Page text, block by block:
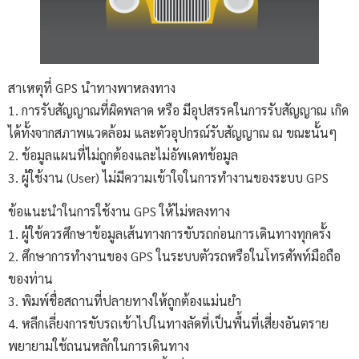
สาเหตุที่ GPS นำทางพาหลงทาง
1. การรับสัญญาณที่ผิดพลาด หรือ มีอุปสรรคในการรับสัญญาณ เกิด
ได้ทั้งจากสภาพแวดล้อม และตัวอุปกรณ์รับสัญญาณ ณ ขณะนั้นๆ
2. ข้อมูลแผนที่ไม่ถูกต้องและไม่อัพเดทข้อมูล
3. ผู้ใช้งาน (User) ไม่มีความเข้าใจในการทำงานของระบบ GPS
ข้อแนะนำในการใช้งาน GPS ให้ไม่หลงทาง
1. ผู้ใช้ควรศึกษาข้อมูลเส้นทางการขับรถก่อนการเดินทางทุกครั้ง
2. ศึกษาการทำงานของ GPS ในระบบตัวรถหรือในโทรศัพท์มือถือ
ของท่าน
3. พิมพ์ชื่อสถานที่ปลายทางให้ถูกต้องแม่นยำ
4. หลีกเลี่ยงการขับรถเข้าไปในทางลัดที่เป็นพื้นที่เสี่ยงอันตราย
พยายามใช้ถนนหลักในการเดินทาง